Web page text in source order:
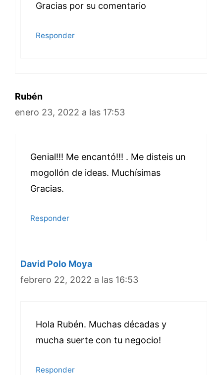
Gracias por su comentario
Responder
Rubén
enero 23, 2022 a las 17:53
Genial!!! Me encantó!!! . Me disteis un
mogollón de ideas. Muchísimas
Gracias.
Responder
David Polo Moya
febrero 22, 2022 a las 16:53
Hola Rubén. Muchas décadas y
mucha suerte con tu negocio!
Responder